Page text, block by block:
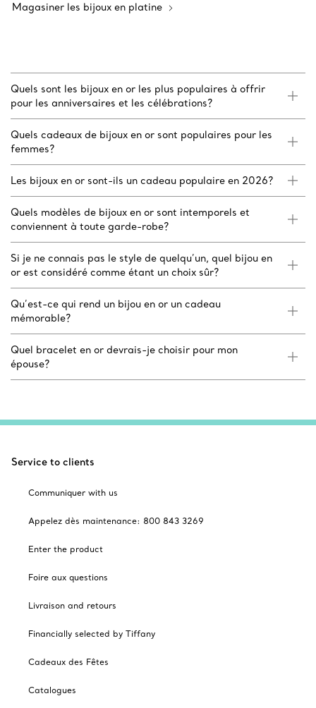
Magasiner les bijoux en platine
Quels sont les bijoux en or les plus populaires à offrir
pour les anniversaires et les célébrations?
Quels cadeaux de bijoux en or sont populaires pour les
femmes?
Les bijoux en or sont-ils un cadeau populaire en 2026?
Quels modèles de bijoux en or sont intemporels et
conviennent à toute garde-robe?
Si je ne connais pas le style de quelqu’un, quel bijou en
or est considéré comme étant un choix sûr?
Qu’est-ce qui rend un bijou en or un cadeau
mémorable?
Quel bracelet en or devrais-je choisir pour mon
épouse?
Service to clients
Communiquer with us
Appelez dès maintenance: 800 843 3269
Enter the product
Foire aux questions
Livraison and retours
Financially selected by Tiffany
Cadeaux des Fêtes
Catalogues